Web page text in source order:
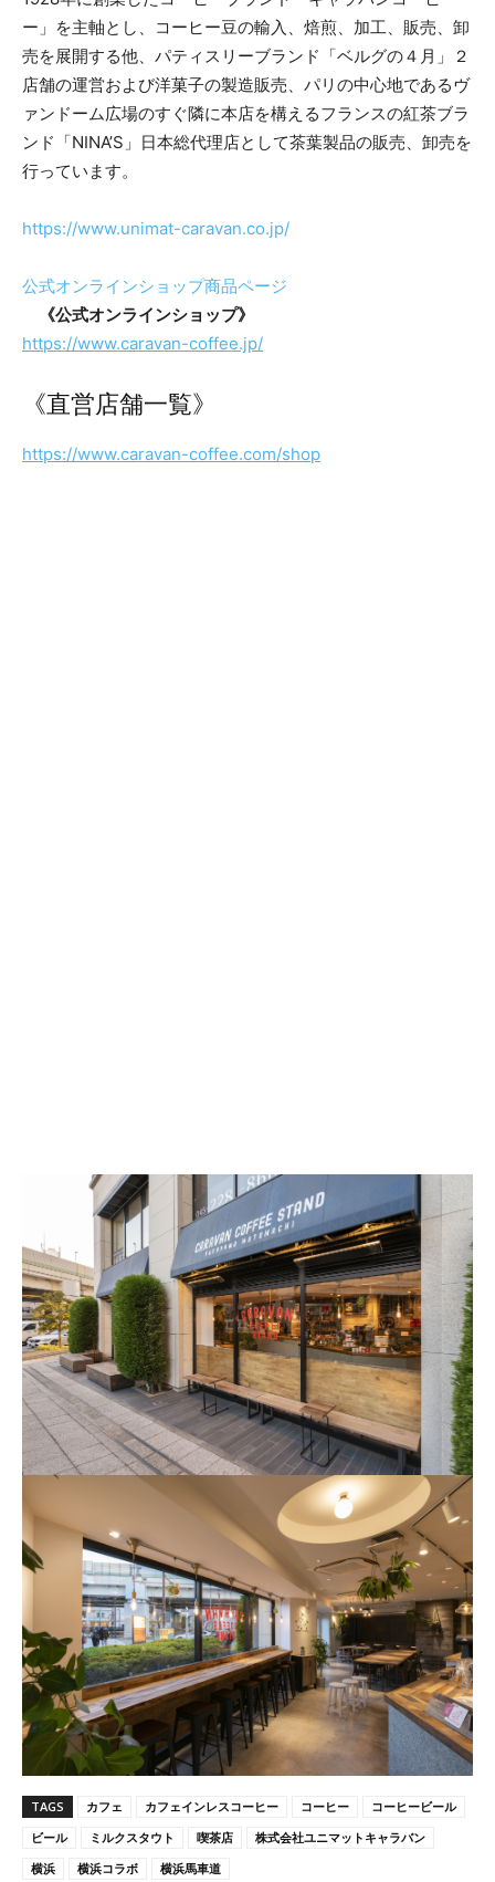
ー」を主軸とし、コーヒー豆の輸入、焙煎、加工、販売、卸
売を展開する他、パティスリーブランド「ベルグの４月」２
店舗の運営および洋菓子の製造販売、パリの中心地であるヴ
ァンドーム広場のすぐ隣に本店を構えるフランスの紅茶ブラ
ンド「NINA’S」日本総代理店として茶葉製品の販売、卸売を
行っています。
https://www.unimat-caravan.co.jp/
公式オンラインショップ商品ページ
《公式オンラインショップ》
https://www.caravan-coffee.jp/
《直営店舗一覧》
https://www.caravan-coffee.com/shop
TAGS カフェ カフェインレスコーヒー コーヒー
コーヒービール
ビール
ミルクスタウト 喫茶店
株式会社ユニマットキャラバン
横浜
横浜コラボ 横浜馬車道